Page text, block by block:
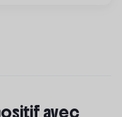
avec